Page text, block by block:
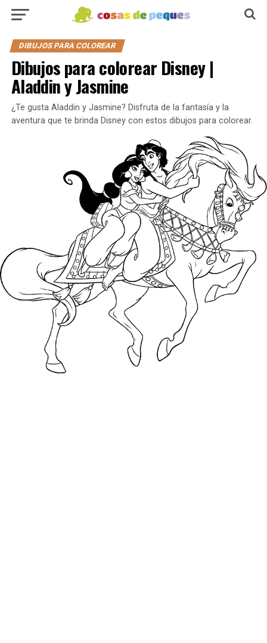
DIBUJOS PARA COLOREAR
Dibujos para colorear Disney |
Aladdin y Jasmine
¿Te gusta Aladdin y Jasmine? Disfruta de la fantasía y la
aventura que te brinda Disney con estos dibujos para colorear.